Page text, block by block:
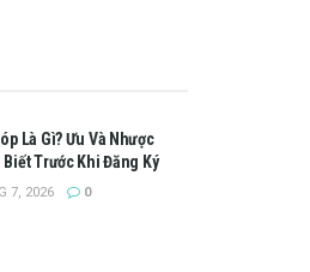
Là Gì? Ưu Và Nhược
Biết Trước Khi Đăng Ký
7, 2026 0